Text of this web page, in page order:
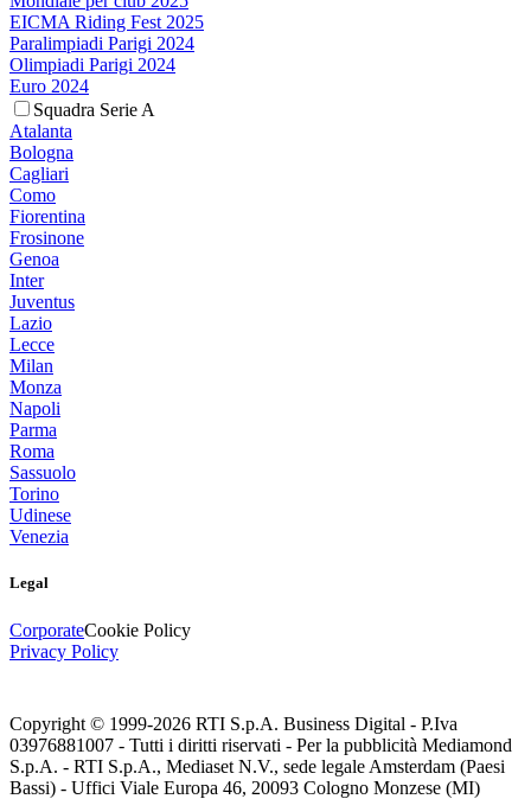
EICMA Riding Fest 2025
Paralimpiadi Parigi 2024
Olimpiadi Parigi 2024
Euro 2024
Squadra Serie A
Atalanta
Bologna
Cagliari
Como
Fiorentina
Frosinone
Genoa
Inter
Juventus
Lazio
Lecce
Milan
Monza
Napoli
Parma
Roma
Sassuolo
Torino
Udinese
Venezia
Legal
CorporateCookie Policy
Privacy Policy
Copyright © 1999-2026 RTI S.p.A. Business Digital - P.Iva
03976881007 - Tutti i diritti riservati - Per la pubblicità Mediamond
S.p.A. - RTI S.p.A., Mediaset N.V., sede legale Amsterdam (Paesi
Bassi) - Uffici Viale Europa 46, 20093 Cologno Monzese (MI)